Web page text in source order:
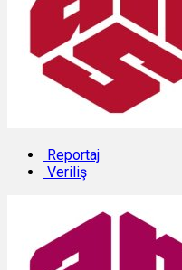
Reportaj
Veriliş